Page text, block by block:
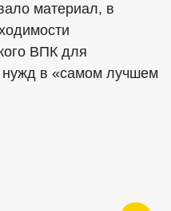
материал, в
ВПК для
нужд в «самом лучшем